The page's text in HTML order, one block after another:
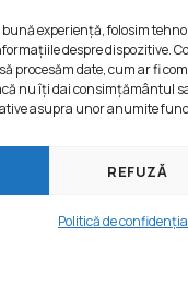
bună experiență, folosim
despre dispozitive.
să procesăm date, cum ar fi
nu îți dai
asupra unor anumite
REFUZĂ
Politică de